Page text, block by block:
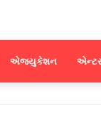
એજ્યુકેશન